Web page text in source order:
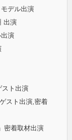
デル出演
出演
演
スト出演
スト出演,密着
密着取材出演